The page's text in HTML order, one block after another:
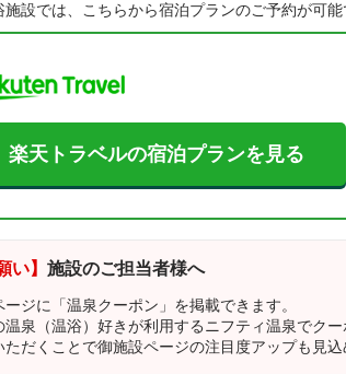
施設では、こちらから宿泊プランのご予約が可能
楽天トラベルの宿泊プランを見る
い】 施設のご担当者様へ
ージに「温泉クーポン」を掲載できます。
温泉（温浴）好きが利用するニフティ温泉でク
ただくことで御施設ページの注目度アップも見込